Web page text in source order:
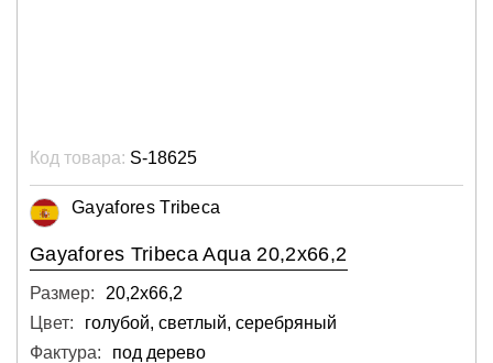
Код товара: S-18625
Gayafores Tribeca
Gayafores Tribeca Aqua 20,2x66,2
Размер:
20,2х66,2
Цвет:
голубой, светлый, серебряный
Фактура:
под дерево